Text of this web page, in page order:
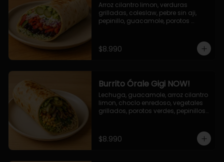
Arroz cilantro limon, verduras
grilladas, coleslaw, pebre sin aji,
pepinillo, guacamole, porotos
$8.990
Burrito Órale Gigi NOW!
Lechuga, guacamole, arroz cilantro
limon, choclo enredoso, vegetales
grillados, porotos verdes, pepinillos
$8.990